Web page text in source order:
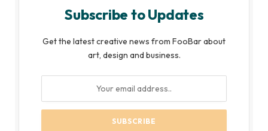
Subscribe to Updates
Get the latest creative news from FooBar about
art, design and business.